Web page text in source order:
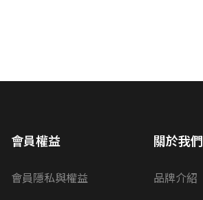
會員權益
會員隱私與權益
關於我們
品牌介紹